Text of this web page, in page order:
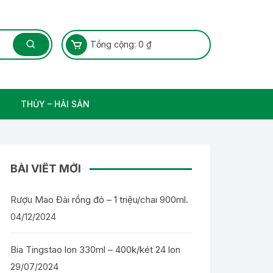
Tổng cộng: 0 ₫
THỦY – HẢI SẢN
BÀI VIẾT MỚI
Rượu Mao Đài rồng đỏ – 1 triệu/chai 900ml.
04/12/2024
Bia Tingstao lon 330ml – 400k/két 24 lon
29/07/2024